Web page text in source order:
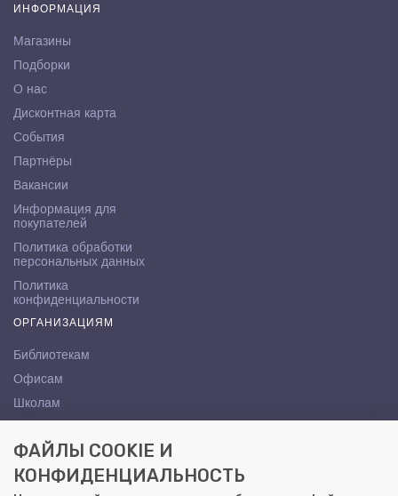
ИНФОРМАЦИЯ
Магазины
Подборки
О нас
Дисконтная карта
События
Партнёры
Вакансии
Информация для
покупателей
Политика обработки
персональных данных
Политика
конфиденциальности
ОРГАНИЗАЦИЯМ
Библиотекам
Офисам
Школам
КОНТАКТЫ
Саратов, ул. Осипова, 10А
ФАЙЛЫ COOKIE И
КОНФИДЕНЦИАЛЬНОСТЬ